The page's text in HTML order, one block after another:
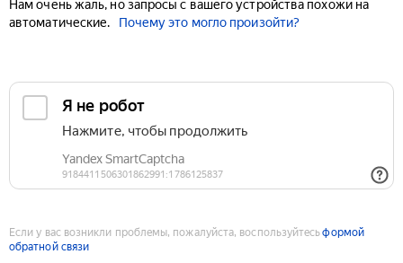
Нам очень жаль, но запросы с вашего устройства похожи на
автоматические.
Почему это могло произойти?
Если у вас возникли проблемы, пожалуйста, воспользуйтесьформой
обратной связи